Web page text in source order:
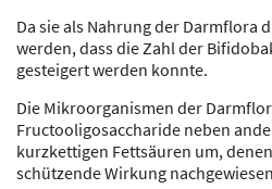
Da sie als Nahrung der Darmflora
werden, dass die Zahl der
gesteigert werden konnte.
Die Mikroorganismen der
Fructooligosaccharide neben
kurzkettigen Fettsäuren um,
schützende Wirkung